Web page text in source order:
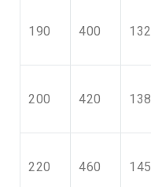
190 400 132
200 420 138
220 460 145